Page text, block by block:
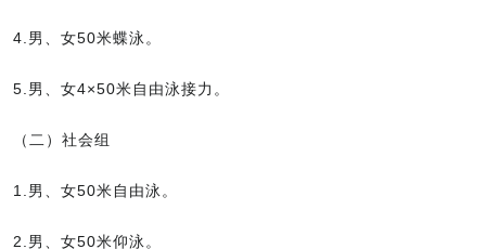
4.男、女50米蝶泳。
5.男、女4×50米自由泳接力。
（二）社会组
1.男、女50米自由泳。
2.男、女50米仰泳。